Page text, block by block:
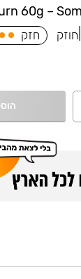
60g –
חוזק חזק